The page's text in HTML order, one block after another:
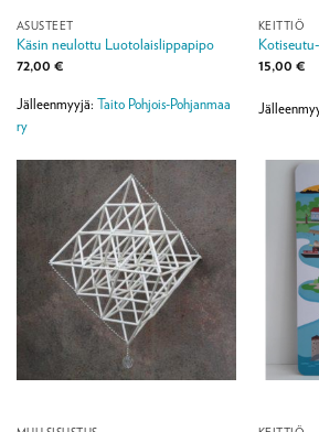
ASUSTEET
Käsin neulottu Luotolaislippapipo
72,00 €
Jälleenmyyjä: Taito Pohjois-Pohjanmaa
ry
KEITTIÖ
15,00 €